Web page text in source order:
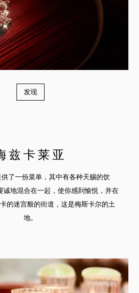
发现
兹卡莱亚
了一份菜单，其中有各种天赐的饮
诚地混合在一起，使你感到愉悦，并在
的迷宫般的街道，这是梅斯卡尔的土
地。